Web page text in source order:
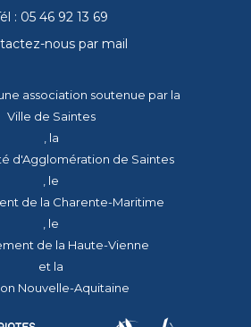
: 05 46 92 13 69
nous par mail
association soutenue par la
Ville de Saintes
, la
d'Agglomération de Saintes
, le
de la Charente-Maritime
, le
de la Haute-Vienne
et la
Nouvelle-Aquitaine